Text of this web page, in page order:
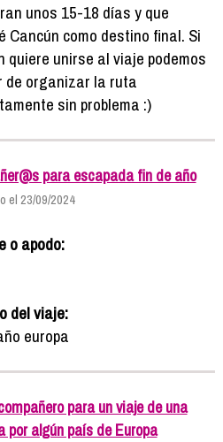
unos 15-18 días y que
Cancún como destino final. Si
quiere unirse al viaje podemos
de organizar la ruta
sin problema :)
para escapada fin de año
el 23/09/2024
o apodo:
del viaje:
europa
para un viaje de una
por algún país de Europa